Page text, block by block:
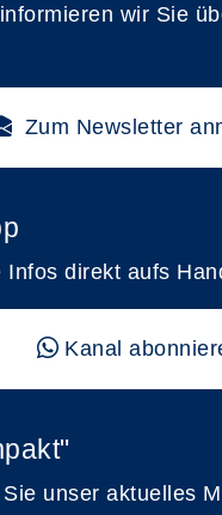
wir Sie
Zum Newsletter
Infos direkt aufs
Kanal
unser aktuelles